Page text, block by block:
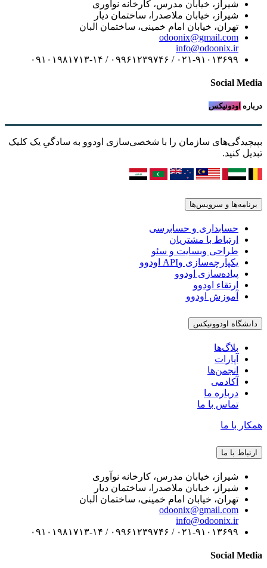
شیراز، خیابان مدرس، کارخانه نوآوری
شیراز، خیابان ملاصدرا، ساختمان دیار
تهران، خیابان امام خمینی، ساختمان البان
odoonix@gmail.com
info@odoonix.ir
۰۲۱-۹۱۰۱۳۶۹۹ / ۰۹۹۶۱۲۳۹۷۴۶ / ۰۹۱۰۱۹۸۱۷۱۳-۱۴
Social Media
درباره اودونیکس
بپیچیدگی‌های سازمان را با شخصی‌سازی اودوو به سادگیِ یک کلیک
تبدیل کنید.
برنامه‌ها و سرویس‌ها
حسابداری و حسابرسی
ارتباط با مشتریان
طراحی وبسایت و سئو
یکپارچه‌سازی وAPI اودوو
پیاده‌سازی اودوو
ارتقاء اودوو
آموزش اودوو
دانشگاه اودوونیکس
بلاگ‌ها
آپارات
انجمن‌ها
آکادمی
درباره ما
تماس با ما
همکار با ما
ارتباط با ما
شیراز، خیابان مدرس، کارخانه نوآوری
شیراز، خیابان ملاصدرا، ساختمان دیار
تهران، خیابان امام خمینی، ساختمان البان
odoonix@gmail.com
info@odoonix.ir
۰۲۱-۹۱۰۱۳۶۹۹ / ۰۹۹۶۱۲۳۹۷۴۶ / ۰۹۱۰۱۹۸۱۷۱۳-۱۴
Social Media